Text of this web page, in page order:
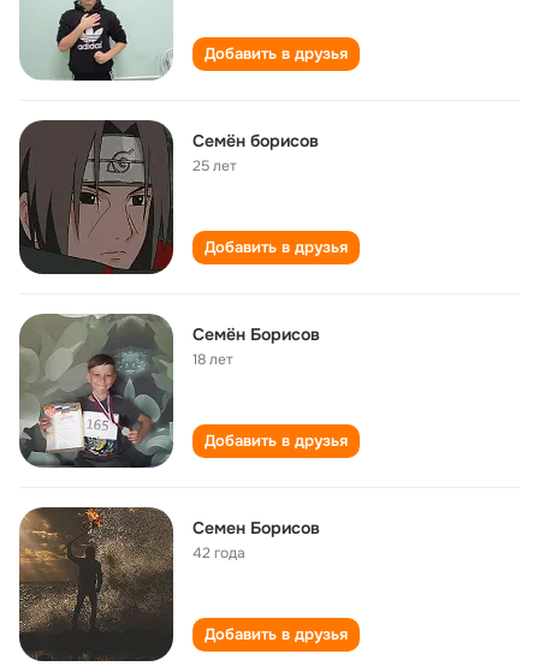
Добавить в друзья
Семён борисов
25 лет
Добавить в друзья
Семён Борисов
18 лет
Добавить в друзья
Семен Борисов
42 года
Добавить в друзья